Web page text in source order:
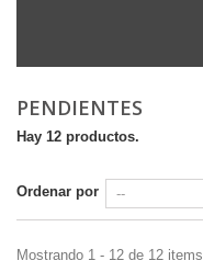
PENDIENTES
Hay 12 productos.
Ordenar por
Mostrando 1 - 12 de 12 items